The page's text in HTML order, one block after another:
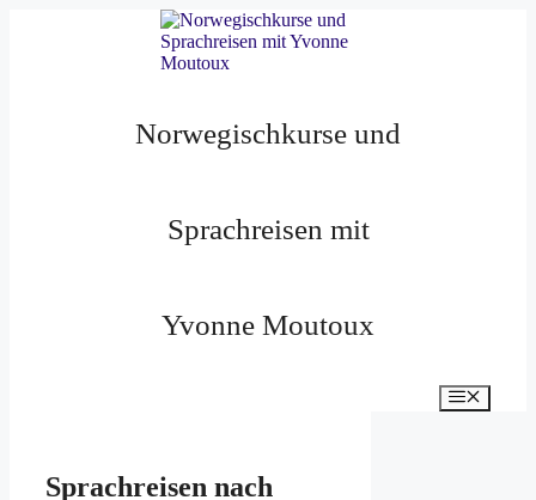
Norwegischkurse und
Sprachreisen mit
Yvonne Moutoux
Sprachreisen nach